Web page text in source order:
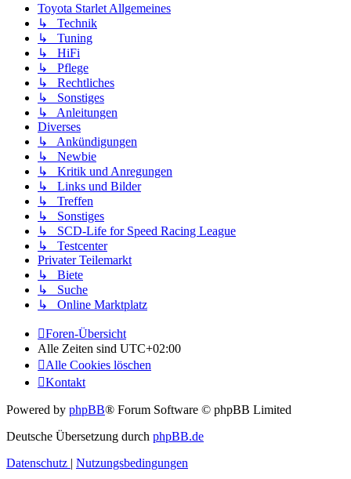
Toyota Starlet Allgemeines
↳ Technik
↳ Tuning
↳ HiFi
↳ Pflege
↳ Rechtliches
↳ Sonstiges
↳ Anleitungen
Diverses
↳ Ankündigungen
↳ Newbie
↳ Kritik und Anregungen
↳ Links und Bilder
↳ Treffen
↳ Sonstiges
↳ SCD-Life for Speed Racing League
↳ Testcenter
Privater Teilemarkt
↳ Biete
↳ Suche
↳ Online Marktplatz
Foren-Übersicht
Alle Zeiten sind UTC+02:00
Alle Cookies löschen
Kontakt
Powered by phpBB® Forum Software © phpBB Limited
Deutsche Übersetzung durch phpBB.de
Datenschutz | Nutzungsbedingungen